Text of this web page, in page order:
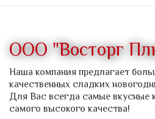
ООО "Восторг
Наша компания предлагает
качественных сладких
Для Вас всегда самые вкусные
самого высокого качества!